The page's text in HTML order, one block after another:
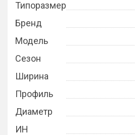
Типоразмер
Бренд
Модель
Сезон
Ширина
Профиль
Диаметр
ИН